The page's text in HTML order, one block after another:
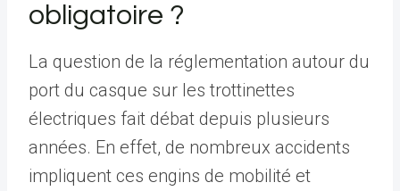
obligatoire ?
La question de la réglementation autour du
port du casque sur les trottinettes
électriques fait débat depuis plusieurs
années. En effet, de nombreux accidents
impliquent ces engins de mobilité et